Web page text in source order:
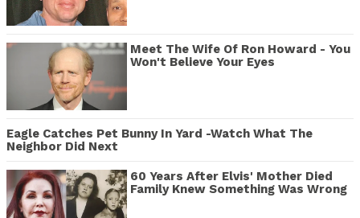
Meet The Wife Of Ron Howard - You
Won't Believe Your Eyes
Eagle Catches Pet Bunny In Yard -Watch What The
Neighbor Did Next
60 Years After Elvis' Mother Died
Family Knew Something Was Wrong